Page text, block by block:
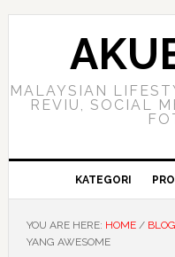
Skip
Skip
Skip
MALAYSIAN
REVIU, SOCIAL
KATEGORI
YOU ARE HERE: HOME / BLOG
YANG AWESOME